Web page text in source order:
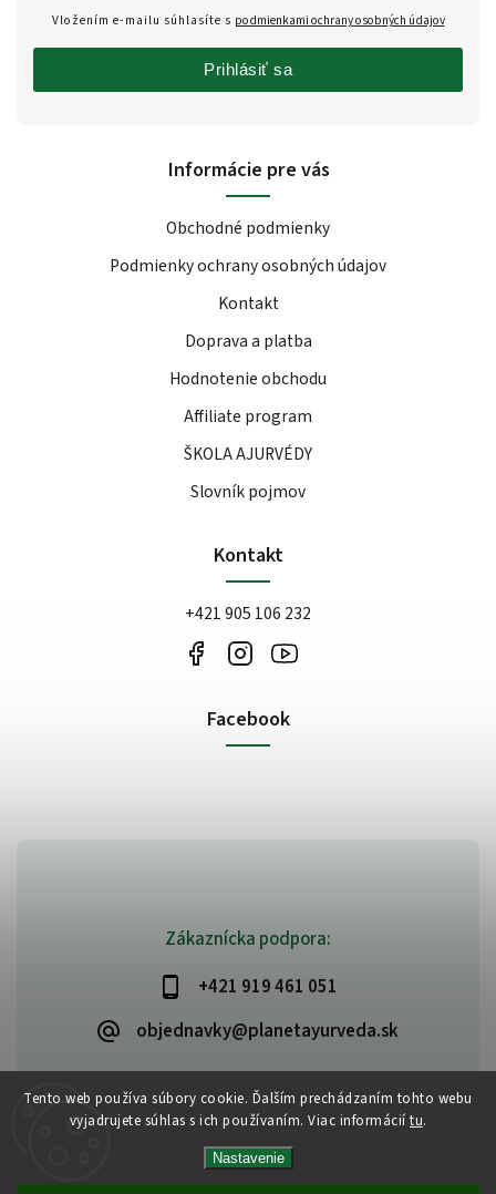
Tento web používa súbory cookie. Ďalším prechádzaním tohto webu
vyjadrujete súhlas s ich používaním. Viac informácií tu.
Nastavenie
Zákaznícka podpora:
+421 919 461 051
objednavky@planetayurveda.sk
Informácie pre vás
Obchodné podmienky
Podmienky ochrany osobných údajov
Kontakt
Doprava a platba
Hodnotenie obchodu
Affiliate program
ŠKOLA AJURVÉDY
Slovník pojmov
Kontakt
+421 905 106 232
Facebook
Vložením e-mailu súhlasíte s podmienkami ochrany osobných údajov
Prihlásiť sa
Upraviť nastavenie cookies